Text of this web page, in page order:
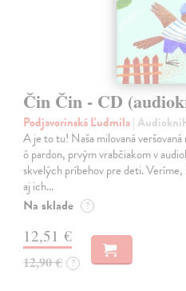
Čin Čin - CD
Podjavorinská Ľudmila|
A je to tu! Naša milovaná
ó pardon, prvým vrabčiakom v
skvelých príbehov pre deti.
aj ich…
Na sklade ?
12,51 €
12,90 € ?